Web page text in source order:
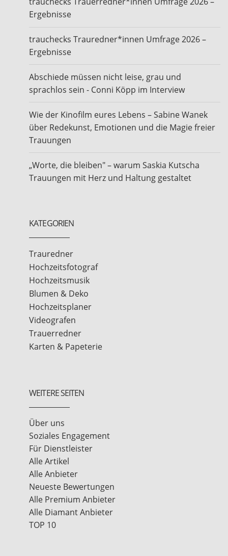
Ergebnisse
trauchecks Trauredner*innen Umfrage 2026 –
Ergebnisse
Abschiede müssen nicht leise, grau und
sprachlos sein - Conni Köpp im Interview
Wie der Kinofilm eures Lebens – Sabine Wanek
über Redekunst, Emotionen und die Magie freier
Trauungen
„Worte, die bleiben" – warum Saskia Kutscha
Trauungen mit Herz und Haltung gestaltet
KATEGORIEN
Trauredner
Hochzeitsfotograf
Hochzeitsmusik
Blumen & Deko
Hochzeitsplaner
Videografen
Trauerredner
Karten & Papeterie
WEITERE SEITEN
Über uns
Soziales Engagement
Für Dienstleister
Alle Artikel
Alle Anbieter
Neueste Bewertungen
Alle Premium Anbieter
Alle Diamant Anbieter
TOP 10